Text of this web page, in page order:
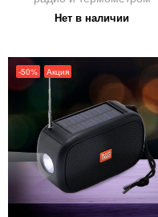
Нет в наличии
-50% Акция